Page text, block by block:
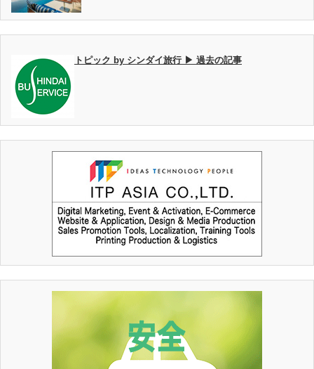
トピック by シンダイ旅行 ▶ 過去の記事